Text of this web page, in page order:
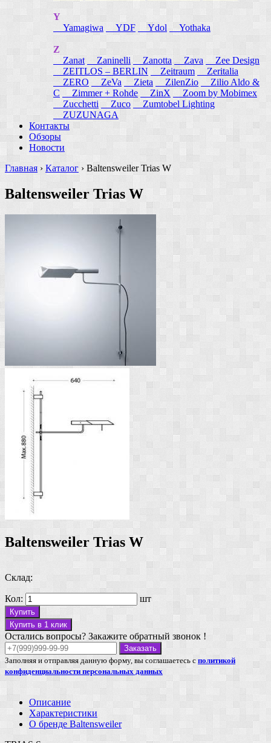
Y
Yamagiwa
YDF Ydol Yothaka
Z
Zanat
Zaninelli Zanotta Zava
Zee Design
ZEITLOS – BERLIN
Zeitraum
Zeritalia
ZERO
ZeVa Zieta ZilenZio
Zilio Aldo &
C
Zimmer + Rohde ZinX
Zoom by Mobimex
Zucchetti
Zuco
Zumtobel Lighting
ZUZUNAGA
Контакты
Обзоры
Новости
Главная › Каталог › Baltensweiler Trias W
Baltensweiler Trias W
Baltensweiler Trias W
Склад:
Кол: шт
Купить
Купить в 1 клик
Остались вопросы? Закажите обратный звонок !
Заказать
Заполняя и отправляя данную форму, вы соглашаетесь с политикой
конфиденциальности персональных данных
Описание
Характеристики
О бренде Baltensweiler